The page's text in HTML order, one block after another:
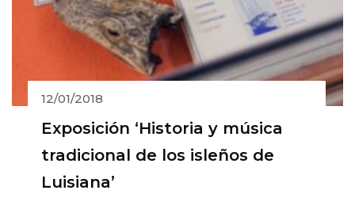
12/01/2018
Exposición ‘Historia y música
tradicional de los isleños de
Luisiana’